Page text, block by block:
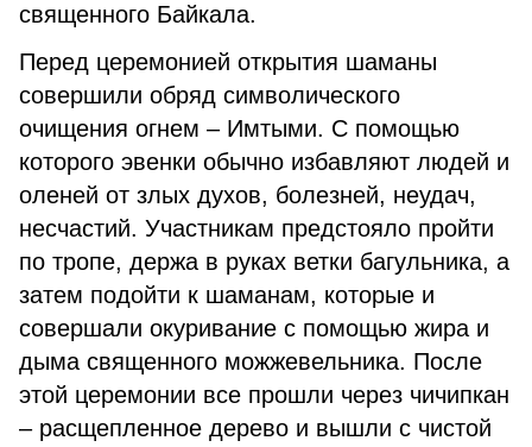
священного Байкала.
Перед церемонией открытия шаманы
совершили обряд символического
очищения огнем – Имтыми. С помощью
которого эвенки обычно избавляют людей и
оленей от злых духов, болезней, неудач,
несчастий. Участникам предстояло пройти
по тропе, держа в руках ветки багульника, а
затем подойти к шаманам, которые и
совершали окуривание с помощью жира и
дыма священного можжевельника. После
этой церемонии все прошли через чичипкан
– расщепленное дерево и вышли с чистой